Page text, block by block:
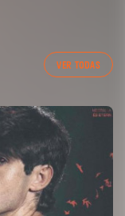
VER TODAS